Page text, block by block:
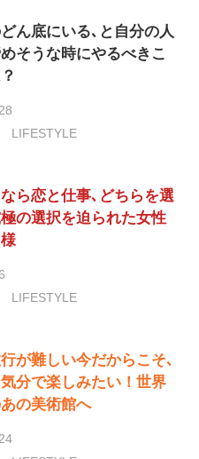
ん底にいる､と自分の人
そうな時にやるべきこ
LIFESTYLE
ら恋と仕事､どちらを選
の選択を迫られた女性
LIFESTYLE
が難しい今だからこそ､
分で楽しみたい！世界
の美術館へ